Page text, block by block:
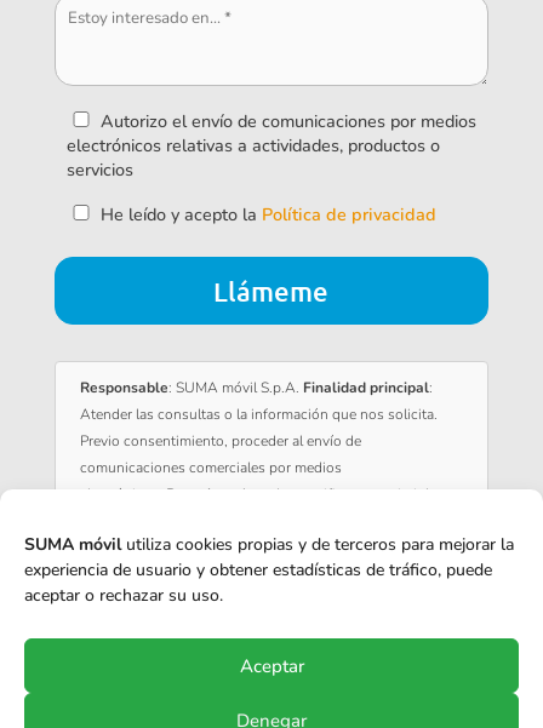
SUMA móvilutiliza cookies propias y de terceros para mejorar la
experiencia de usuario y obtener estadísticas de tráfico, puede
aceptar o rechazar su uso.
Aceptar
Denegar
Autorizo el envío de comunicaciones por medios
electrónicos relativas a actividades, productos o
servicios
He leído y acepto la Política de privacidad
Responsable: SUMA móvil S.p.A. Finalidad principal:
Atender las consultas o la información que nos solicita.
Previo consentimiento, proceder al envío de
comunicaciones comerciales por medios
electrónicos. Derechos
: Acceder, rectificar y suprimir los
su tratamiento, transparencia y derecho a no ser objeto de
decisiones automatizadas.Información adicional: Puede
consultar la información adicional y detallada sobre